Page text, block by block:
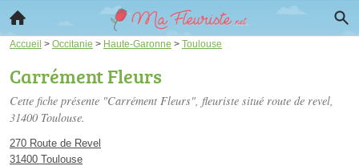
Accueil > Occitanie > Haute-Garonne > Toulouse
Carrément Fleurs
Cette fiche présente "Carrément Fleurs", fleuriste situé route de revel,
31400 Toulouse.
270 Route de Revel
31400 Toulouse